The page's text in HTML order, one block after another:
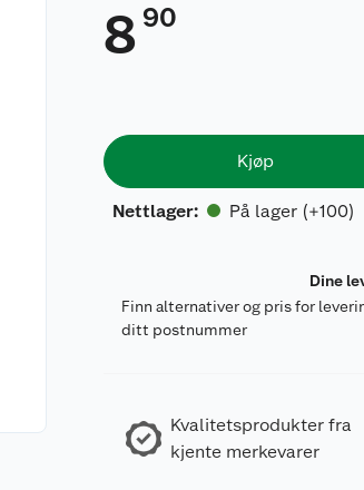
8 90
Kjøp
Nettlager: På lager (+100)
Dine
Finn alternativer og pris for
ditt postnummer
Kvalitetsprodukter fra
kjente merkevarer